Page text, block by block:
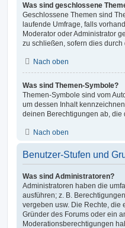
Was sind geschlossene
Geschlossene Themen sind
laufende Umfrage, falls
Moderator oder Administrator
zu schließen, sofern dies
Nach oben
Was sind Themen-Symbole?
Themen-Symbole sind vom
um dessen Inhalt
deinen Berechtigungen ab, die
Nach oben
Benutzer-Stufen und
Was sind Administratoren?
Administratoren haben die
ausführen; z. B.
vergeben usw. Die Rechte, die
Gründer des Forums oder ein
Moderationsberechtigungen